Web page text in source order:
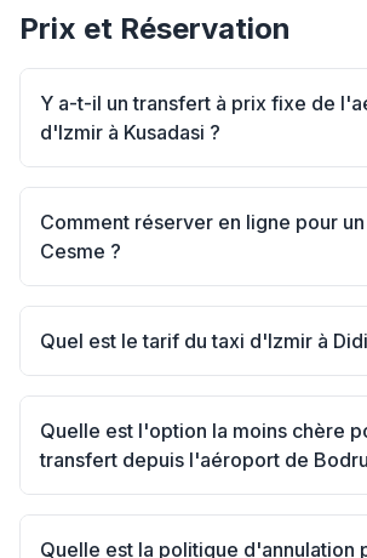
Prix et Réservation
Y a-t-il un transfert à prix fixe de
d'Izmir à Kusadasi ?
Comment réserver en ligne pour
Cesme ?
Quel est le tarif du taxi d'Izmir à
Quelle est l'option la moins chère
transfert depuis l'aéroport de
Quelle est la politique d'annulation